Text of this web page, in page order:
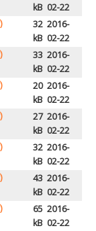
kB 02-22
32
kB
2016-
02-22
33
kB
2016-
02-22
20
kB
2016-
02-22
27
kB
2016-
02-22
32
kB
2016-
02-22
43
kB
2016-
02-22
65
kB
2016-
02-22